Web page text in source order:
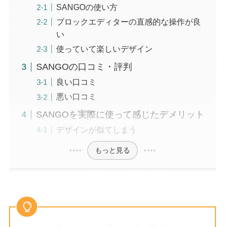
SANGOの使い方
ブロックエディターの直感的な操作が良
い
使っていて楽しいデザイン
SANGOの口コミ・評判
良い口コミ
悪い口コミ
SANGOを実際に使って感じたデメリット
デザインが似てしまう
もっと見る